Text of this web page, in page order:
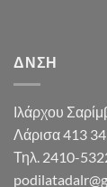
ΔΝΣΗ
Ιλάρχου
Λάρισα 413 34
Τηλ. 2410-